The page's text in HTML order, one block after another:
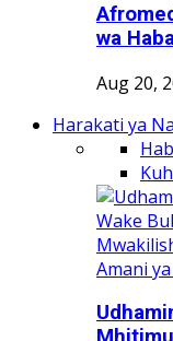
wa
Aug 20,
Harakati ya